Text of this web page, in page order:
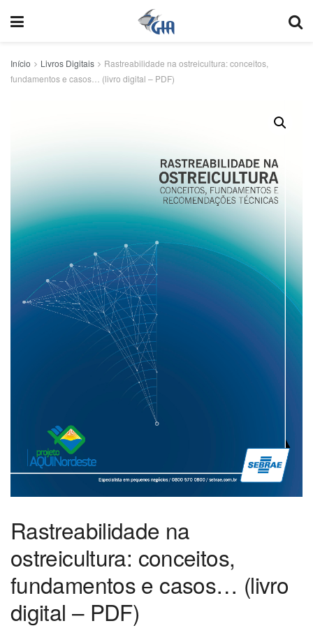
Início Livros Digitais
Rastreabilidade na ostreicultura: conceitos,
fundamentos e casos… (livro digital – PDF)
Rastreabilidade na
ostreicultura: conceitos,
fundamentos e casos… (livro
digital – PDF)